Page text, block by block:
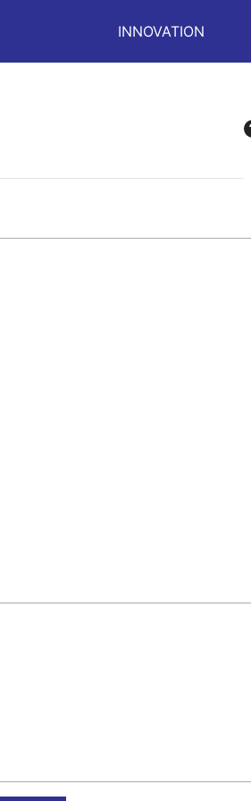
INNOVATION